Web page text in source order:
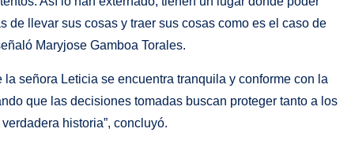
de llevar sus cosas y traer sus cosas como es el caso de
Maryjose Gamboa Torales.
señora Leticia se encuentra tranquila y conforme con la
que las decisiones tomadas buscan proteger tanto a los
historia”, concluyó.